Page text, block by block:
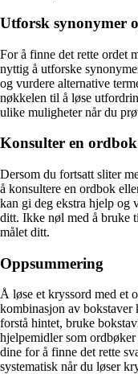
Utforsk synonymer
For å finne det rette ordet
nyttig å utforske
og vurdere alternative
nøkkelen til å løse
ulike muligheter når du
Konsulter en
Dersom du fortsatt sliter
å konsultere en ordbok
kan gi deg ekstra hjelp og
ditt. Ikke nøl med å bruke
målet ditt.
Oppsummering
Å løse et kryssord med et
kombinasjon av bokstaver
forstå hintet, bruke
hjelpemidler som
dine for å finne det rette
systematisk når du løser